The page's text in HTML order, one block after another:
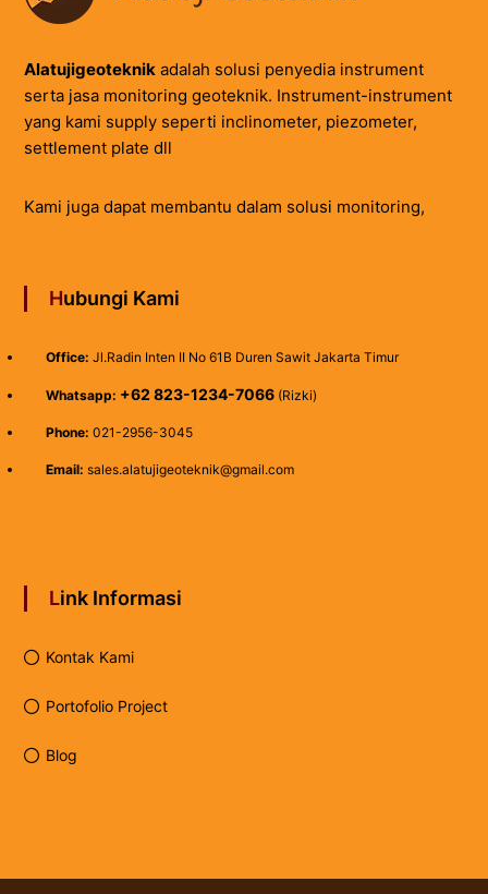
Alatujigeoteknikadalah solusi penyedia instrument
serta jasa monitoring geoteknik. Instrument-instrument
yang kami supply seperti inclinometer, piezometer,
settlement plate dll
Kami juga dapat membantu dalam solusi monitoring,
Hubungi Kami
Office: Jl.Radin Inten II No 61B Duren Sawit Jakarta Timur
Whatsapp: +62 823-1234-7066(Rizki)
Phone: 021-2956-3045
Email: sales.alatujigeoteknik@gmail.com
Link Informasi
Kontak Kami
Portofolio Project
Blog